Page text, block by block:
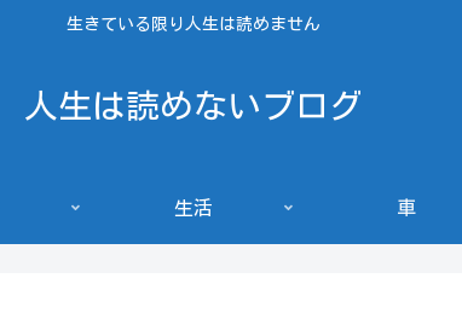
生きている限り人生は読めません
人生は読めないブログ
生活 車